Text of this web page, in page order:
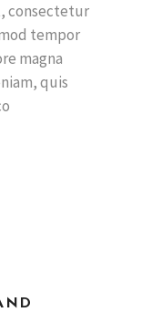
consectetur
tempor
magna
quis